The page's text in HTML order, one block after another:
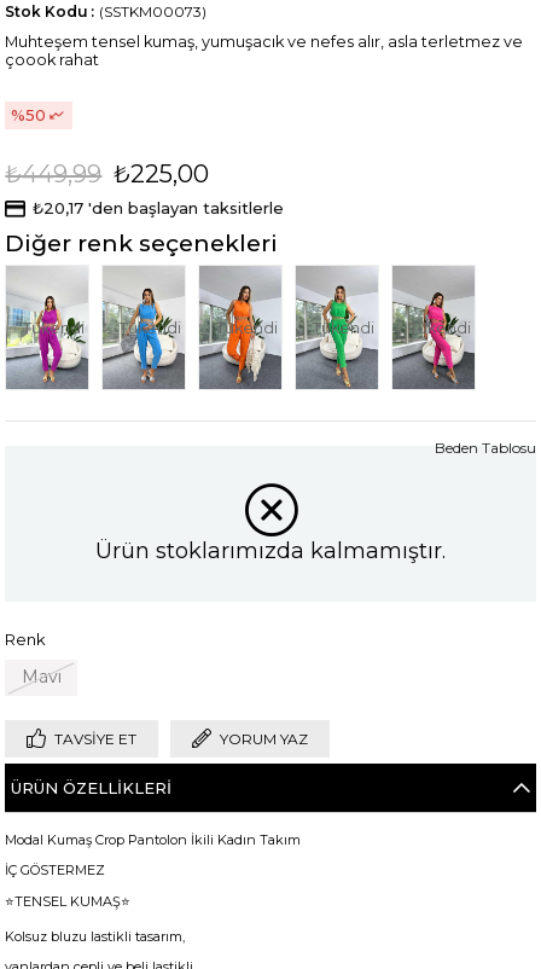
(SSTKM00073)
Stok Kodu
Muhteşem tensel kumaş, yumuşacık ve nefes alır, asla terletmez ve
çoook rahat
50
₺449,99 ₺225,00
₺20,17 'den başlayan taksitlerle
Diğer renk seçenekleri
Tükendi Tükendi Tükendi Tükendi Tükendi
Ürün stoklarımızda kalmamıştır.
Renk
Mavi
Beden Tablosu
TAVSIYE ET YORUM YAZ
ÜRÜN ÖZELLIKLERI
Modal Kumaş Crop Pantolon İkili Kadın Takım
İÇ GÖSTERMEZ
⭐️TENSEL KUMAŞ⭐️
Kolsuz bluzu lastikli tasarım,